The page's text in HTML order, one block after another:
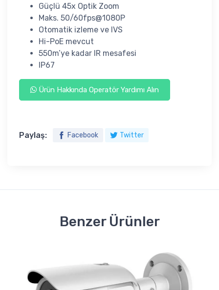
Güçlü 45x Optik Zoom
Maks. 50/60fps@1080P
Otomatik izleme ve IVS
Hi-PoE mevcut
550m’ye kadar IR mesafesi
IP67
Ürün Hakkında Operatör Yardımı Alın
Paylaş: Facebook Twitter
Benzer Ürünler